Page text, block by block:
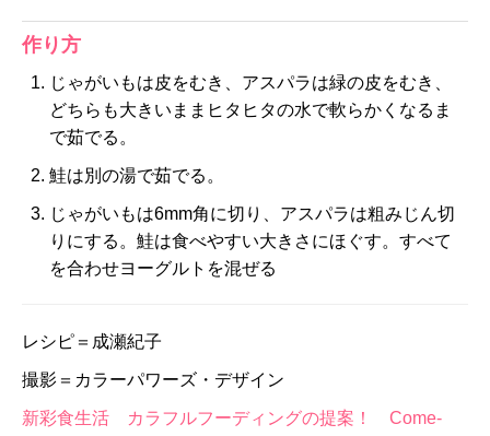
作り方
じゃがいもは皮をむき、アスパラは緑の皮をむき、
どちらも大きいままヒタヒタの水で軟らかくなるま
で茹でる。
鮭は別の湯で茹でる。
じゃがいもは6mm角に切り、アスパラは粗みじん切
りにする。鮭は食べやすい大きさにほぐす。すべて
を合わせヨーグルトを混ぜる
レシピ＝成瀬紀子
撮影＝カラーパワーズ・デザイン
新彩食生活 カラフルフーディングの提案！ Come-